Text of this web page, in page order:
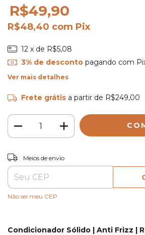
R$49,90
R$48,40 com Pix
12 x de R$5,08
3% de descontopagando com
Ver mais detalhes
Frete grátis a partir de R$249,00
Entregas para o CEP:
Meios de envio
Não sei meu CEP
Condicionador Sólido | Anti Frizz |